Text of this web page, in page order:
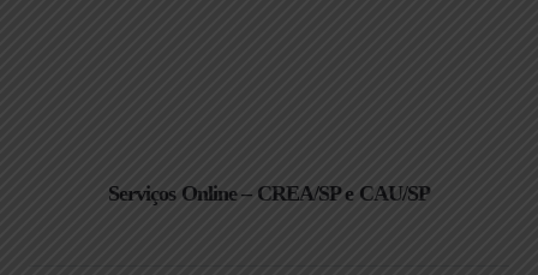
Serviços Online – CREA/SP e CAU/SP